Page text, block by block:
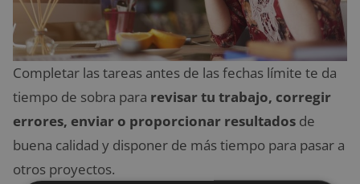
Completar las tareas antes de las fechas límite te da
tiempo de sobra para revisar tu trabajo, corregir
errores, enviar o proporcionar resultados de
buena calidad y disponer de más tiempo para pasar a
otros proyectos.